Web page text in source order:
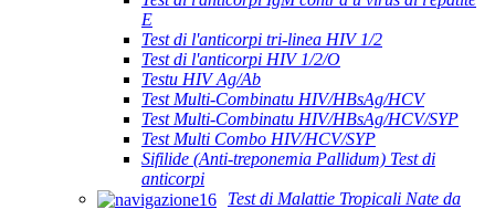
E
Test di l'anticorpi tri-linea HIV 1/2
Test di l'anticorpi HIV 1/2/O
Testu HIV Ag/Ab
Test Multi-Combinatu HIV/HBsAg/HCV
Test Multi-Combinatu HIV/HBsAg/HCV/SYP
Test Multi Combo HIV/HCV/SYP
Sifilide (Anti-treponemia Pallidum) Test di
anticorpi
Test di Malattie Tropicali Nate da